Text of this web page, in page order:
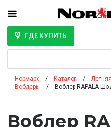
ГДЕ КУПИТЬ
Нормарк Каталог
Воблеры
Воблер RAPALA
Воблер